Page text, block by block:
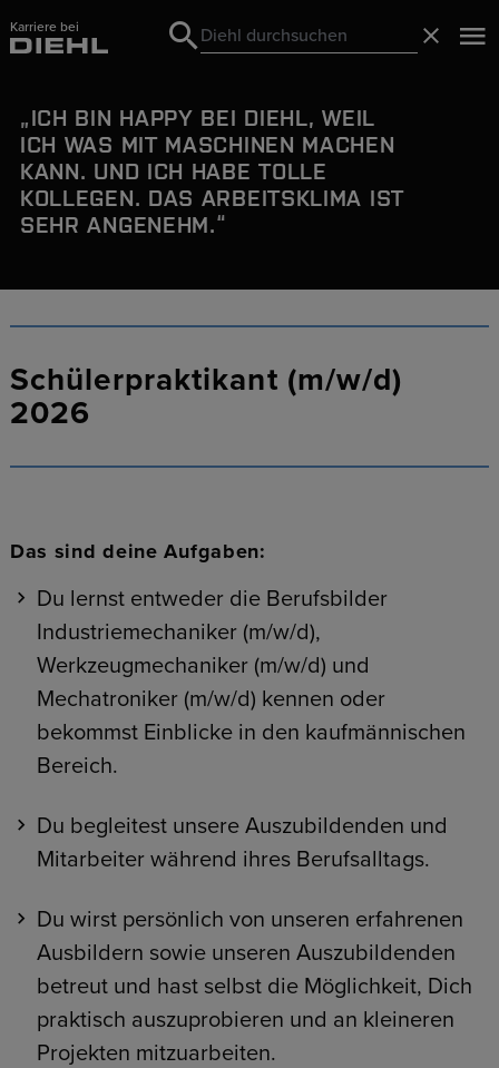
Karriere bei
Search
Search
ICH BIN HAPPY BEI DIEHL, WEIL
ICH WAS MIT MASCHINEN MACHEN
KANN. UND ICH HABETOLLE
KOLLEGEN. DAS ARBEITSKLIMA IST
SEHR ANGENEHM.
Schülerpraktikant (m/w/d)
2026
Das sind deine Aufgaben:
Du lernst entweder die Berufsbilder
Industriemechaniker (m/w/d),
Werkzeugmechaniker (m/w/d) und
Mechatroniker (m/w/d) kennen oder
bekommst Einblicke in den kaufmännischen
Bereich.
Du begleitest unsere Auszubildenden und
Mitarbeiter während ihres Berufsalltags.
Du wirst persönlich von unseren erfahrenen
Ausbildern sowie unseren Auszubildenden
betreut und hast selbst die Möglichkeit, Dich
praktisch auszuprobieren und an kleineren
Projekten mitzuarbeiten.